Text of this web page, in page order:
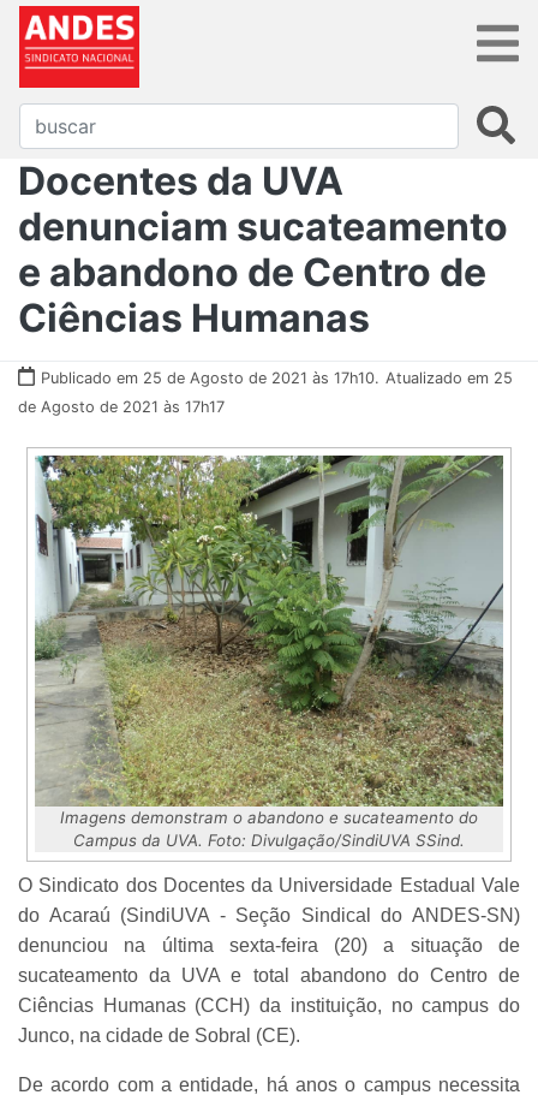
Docentes da UVA
denunciam sucateamento
e abandono de Centro de
Ciências Humanas
Publicado em 25 de Agosto de 2021 às 17h10. Atualizado em 25
de Agosto de 2021 às 17h17
Imagens demonstram o abandono e sucateamento do
Campus da UVA. Foto: Divulgação/SindiUVA SSind.
O Sindicato dos Docentes da Universidade Estadual Vale
do Acaraú (SindiUVA - Seção Sindical do ANDES-SN)
denunciou na última sexta-feira (20) a situação de
sucateamento da UVA e total abandono do Centro de
Ciências Humanas (CCH) da instituição, no campus do
Junco, na cidade de Sobral (CE).
De acordo com a entidade, há anos o campus necessita